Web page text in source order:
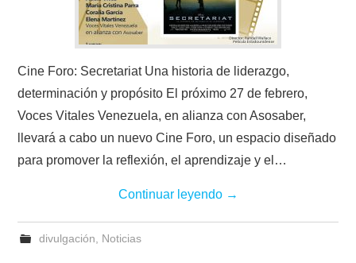
Cine Foro: Secretariat Una historia de liderazgo,
determinación y propósito El próximo 27 de febrero,
Voces Vitales Venezuela, en alianza con Asosaber,
llevará a cabo un nuevo Cine Foro, un espacio diseñado
para promover la reflexión, el aprendizaje y el…
Continuar leyendo →
divulgación Noticias